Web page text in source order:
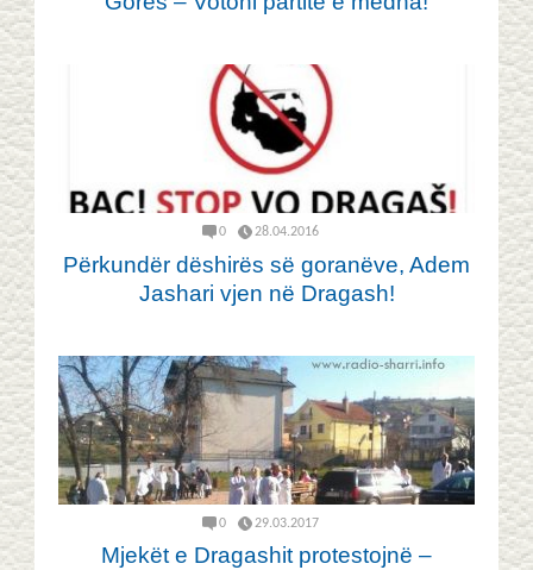
0 28.04.2016
Përkundër dëshirës së goranëve, Adem
Jashari vjen në Dragash!
0 29.03.2017
Mjekët e Dragashit protestojnë –